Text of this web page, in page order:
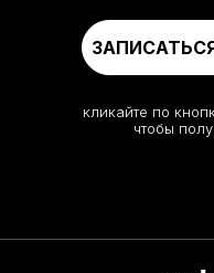
кликайте по
чтобы